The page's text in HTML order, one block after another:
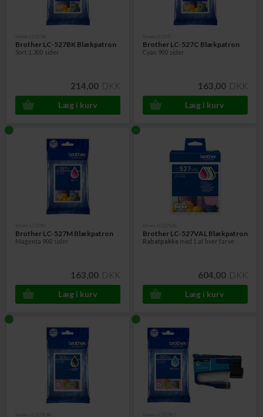
Brother LC-527BK Blækpatron
Sort 1.300 sider
214,00 DKK
Brother LC-527C Blækpatron
Cyan 900 sider
163,00 DKK
Brother LC-527M Blækpatron
Magenta 900 sider
163,00 DKK
Brother LC-527VAL Blækpatron
Rabatpakkemed 1 af hver farve
604,00 DKK